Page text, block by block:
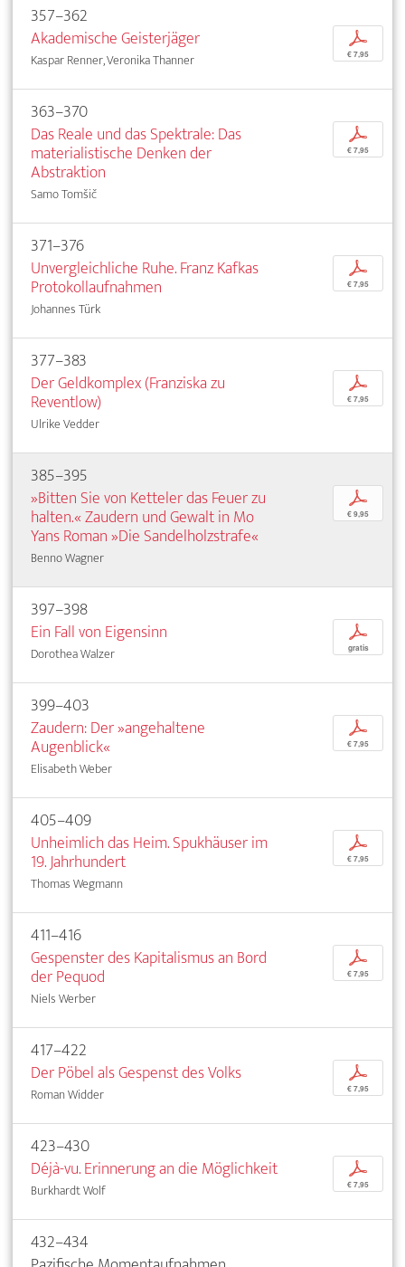
357–362
Akademische Geisterjäger
Kaspar Renner, Veronika Thanner
p
€ 7,95
363–370
Das Reale und das Spektrale: Das
materialistische Denken der
Abstraktion
Samo Tomšič
p
€ 7,95
371–376
Unvergleichliche Ruhe. Franz Kafkas
Protokollaufnahmen
Johannes Türk
p
€ 7,95
377–383
Der Geldkomplex (Franziska zu
Reventlow)
Ulrike Vedder
p
€ 7,95
385–395
»Bitten Sie von Ketteler das Feuer zu
halten.« Zaudern und Gewalt in Mo
Yans Roman »Die Sandelholzstrafe«
Benno Wagner
p
€ 9,95
397–398
Ein Fall von Eigensinn
Dorothea Walzer
p
gratis
399–403
Zaudern: Der »angehaltene
Augenblick«
Elisabeth Weber
p
€ 7,95
405–409
Unheimlich das Heim. Spukhäuser im
19. Jahrhundert
Thomas Wegmann
p
€ 7,95
411–416
Gespenster des Kapitalismus an Bord
der Pequod
Niels Werber
p
€ 7,95
417–422
Der Pöbel als Gespenst des Volks
Roman Widder
p
€ 7,95
423–430
Déjà-vu. Erinnerung an die Möglichkeit
Burkhardt Wolf
p
€ 7,95
432–434